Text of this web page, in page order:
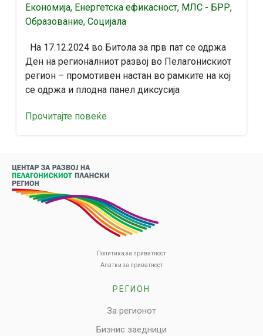
Економија, Енергетска ефикасност, МЛС - БРР,
Образование, Социјала
На 17.12.2024 во Битола за прв пат се одржа
Ден на регионалниот развој во Пелагонискиот
регион – промотивен настан во рамките на кој
се одржа и плодна панел диксусија
Прочитајте повеќе
Политика за приватност
Алатки за приватност
РЕГИОН
За регионот
Бизнис заедници